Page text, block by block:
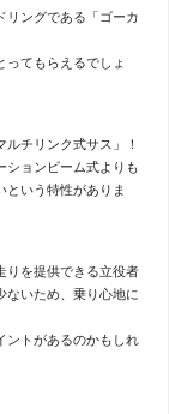
リングである「ゴーカ
てもらえるでしょ
チリンク式サス」！
ションビーム式よりも
という特性がありま
りを提供できる立役者
ないため、乗り心地に
ントがあるのかもしれ